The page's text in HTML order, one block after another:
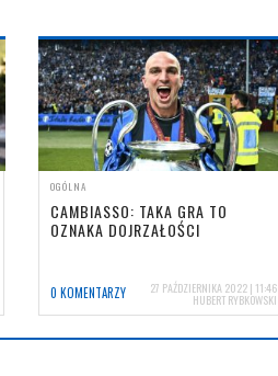
OGÓLNA
CAMBIASSO: TAKA GRA TO
OZNAKA DOJRZAŁOŚCI
0 KOMENTARZY 27 PAŹDZIERNIKA 2022 | 11:46
HUBERT RYBKOWSKI